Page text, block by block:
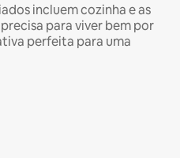
incluem cozinha e as
para viver bem por
perfeita para uma